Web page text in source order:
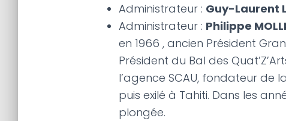
Administrateur : Guy-Laurent
Administrateur : Philippe
en 1966 , ancien Président
Président du Bal des
l’agence SCAU, fondateur de
puis exilé à Tahiti. Dans les
plongée.